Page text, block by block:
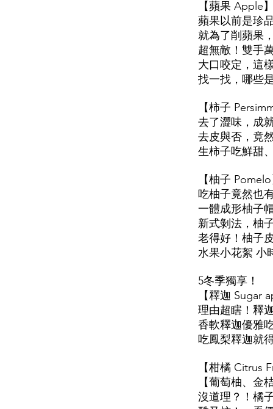
【蘋果 Apple
蘋果以前是珍
就為了削蘋果
超無敵！雙手
大口咬定，這
找一找，哪些
【柿子
去了澀味，成
去皮與否，竟
生柿子吃鮮甜
【柚子
吃柚子竟然也
一體成形柚子
新式剝法，柚
老得好！柚子
水果小花絮 小
5冬季獨享！
【釋迦 Sugar
理由超瞎！釋
香軟釋迦優雅
吃鳳梨釋迦就
【柑橘 Citrus
【葡萄柚、金
沒道理？！橘